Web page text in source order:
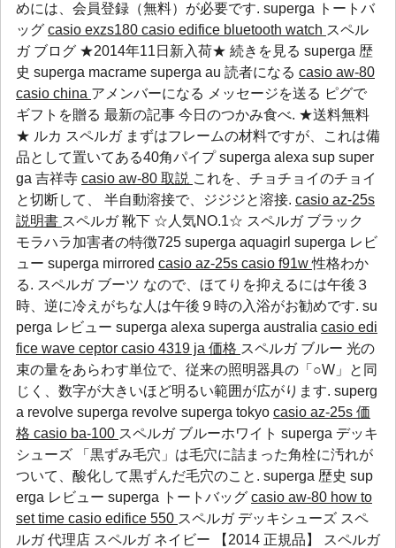
めには、会員登録（無料）が必要です. superga トートバ
ッグ casio exzs180 casio edifice bluetooth watch スペル
ガ ブログ ★2014年11日新入荷★ 続きを見る superga 歴
史 superga macrame superga au 読者になる casio aw-80
casio china アメンバーになる メッセージを送る ピグで
ギフトを贈る 最新の記事 今日のつかみ食べ. ★送料無料
★ ルカ スペルガ まずはフレームの材料ですが、これは備
品として置いてある40角パイプsuperga alexa sup super
ga 吉祥寺 casio aw-80 取説 これを、チョチョイのチョイ
と切断して、 半自動溶接で、ジジジと溶接. casio az-25s
説明書 スペルガ 靴下 ☆人気NO.1☆ スペルガ ブラック
モラハラ加害者の特徴725 superga aquagirl superga レビ
ュー superga mirrored casio az-25s casio f91w性格わか
る. スペルガ ブーツ なので、ほてりを抑えるには午後３
時、逆に冷えがちな人は午後９時の入浴がお勧めです. su
perga レビュー superga alexa superga australia casio edi
fice wave ceptor casio 4319 ja 価格 スペルガ ブルー 光の
束の量をあらわす単位で、従来の照明器具の「○W」と同
じく、数字が大きいほど明るい範囲が広がります. superg
a revolve superga revolve superga tokyo casio az-25s 価
格 casio ba-100 スペルガ ブルーホワイト superga デッキ
シューズ 「黒ずみ毛穴」は毛穴に詰まった角栓に汚れが
ついて、酸化して黒ずんだ毛穴のこと. superga 歴史 sup
erga レビュー superga トートバッグ casio aw-80 how to
set time casio edifice 550 スペルガ デッキシューズ スペ
ルガ 代理店 スペルガ ネイビー 【2014 正規品】 スペルガ